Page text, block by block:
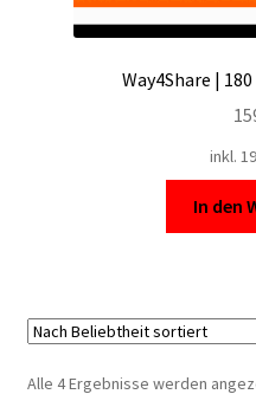
Way4Share |
inkl.
In den
Alle 4 Ergebnisse werden